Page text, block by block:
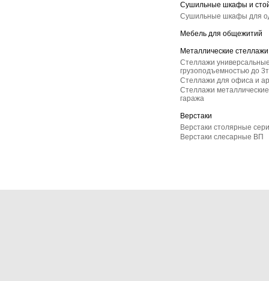
Сушильные шкафы и
Сушильные шкафы для
Мебель для общежитий
Металлические стеллажи
Стеллажи
грузоподъемностью до
Стеллажи для офиса и
Стеллажи
гаража
Верстаки
Верстаки столярные
Верстаки слесарные ВП